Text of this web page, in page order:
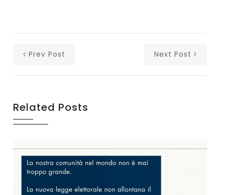
Prev Post Next Post
Related Posts